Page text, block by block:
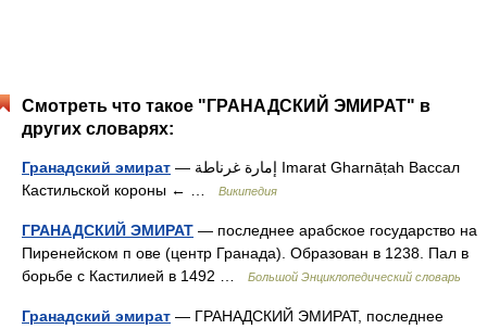
Смотреть что такое "ГРАНАДСКИЙ ЭМИРАТ" в
других словарях:
Гранадский эмират — إمارة غرﻧﺎﻃﺔ Imarat Gharnāṭah Вассал
Кастильской короны ← …
Википедия
ГРАНАДСКИЙ ЭМИРАТ — последнее арабское государство на
Пиренейском п ове (центр Гранада). Образован в 1238. Пал в
борьбе с Кастилией в 1492 …
Большой Энциклопедический словарь
Гранадский эмират — ГРАНАДСКИЙ ЭМИРАТ, последнее